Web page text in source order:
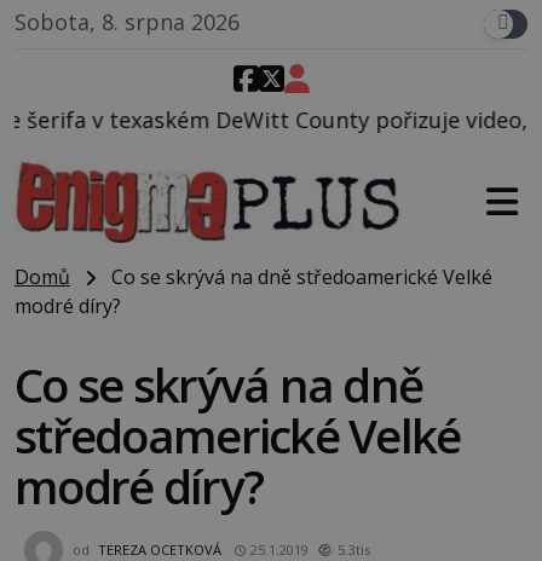
Sobota, 8. srpna 2026
DeWitt County pořizuje video, na kterém před
Domů
Co se skrývá na dně středoamerické Velké
modré díry?
Co se skrývá na dně
středoamerické Velké
modré díry?
od TEREZA OCETKOVÁ 25.1.2019 5.3tis